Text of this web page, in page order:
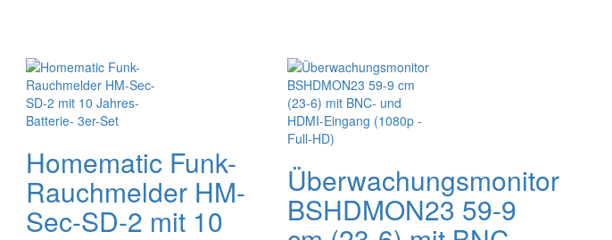
Homematic Funk-
Rauchmelder HM-
Sec-SD-2 mit 10
Überwachungsmonitor
BSHDMON23 59-9